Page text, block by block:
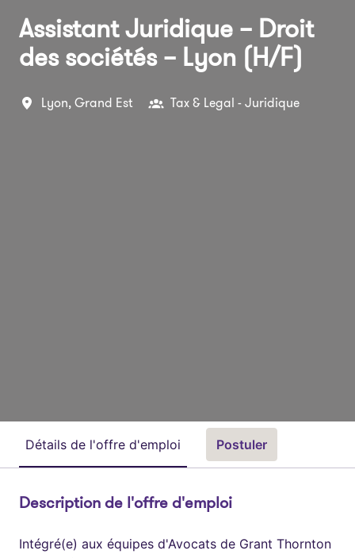
Assistant Juridique – Droit
des sociétés – Lyon (H/F)
Lyon,Grand Est Tax & Legal - Juridique
Détails de l'offre d'emploi Postuler
Description de l'offre d'emploi
Intégré(e) aux équipes d'Avocats de Grant Thornton